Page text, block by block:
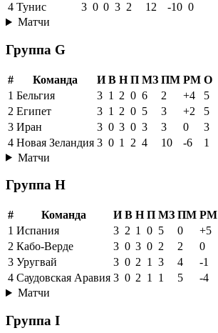
4 Тунис 3 0 0 3 2 12 -10 0
Матчи
Группа G
# Команда И В Н П МЗ ПМ РМ О
1 Бельгия 3 1 2 0 6 2 +4
5
2 Египет 3 1 2 0 5 3 +2
5
3 Иран 3 0 3 0 3 3 0
3
4 Новая Зеландия 3 0 1 2 4 10 -6
1
Матчи
Группа H
# Команда И В Н П МЗ ПМ РМ
1 Испания 3 2 1 0 5 0 +5
2 Кабо-Верде 3 0 3 0 2 2 0
3 Уругвай 3 0 2 1 3 4 -1
4 Саудовская Аравия 3 0 2 1 1 5 -4
Матчи
Группа I